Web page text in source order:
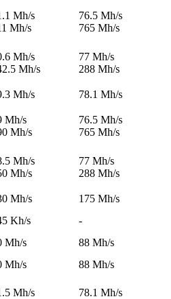
Mh/s
Mh/s
76.5 Mh/s
765 Mh/s
Mh/s
Mh/s
77 Mh/s
288 Mh/s
Mh/s 78.1 Mh/s
Mh/s
Mh/s
76.5 Mh/s
765 Mh/s
Mh/s
Mh/s
77 Mh/s
288 Mh/s
Mh/s 175 Mh/s
Kh/s -
Mh/s 88 Mh/s
Mh/s 88 Mh/s
Mh/s 78.1 Mh/s